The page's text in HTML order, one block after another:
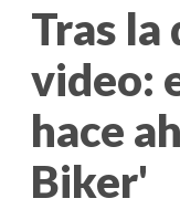
Tras la
video:
hace
Biker'